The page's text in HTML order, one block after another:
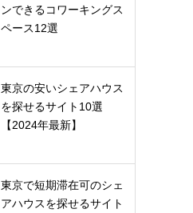
ンできるコワーキングス
ペース12選
東京の安いシェアハウス
を探せるサイト10選
【2024年最新】
東京で短期滞在可のシェ
アハウスを探せるサイト